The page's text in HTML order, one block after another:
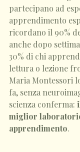
partecipano ad
apprendimento
ricordano il 90%
anche dopo
30% di chi
lettura o lezione
Maria Montessori
fa, senza
scienza conferma:
miglior
apprendimento.